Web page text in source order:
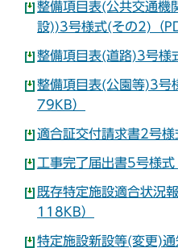
整備項目表(公共交通機
設))3号様式(その2)（
整備項目表(道路)3号様
整備項目表(公園等)3号
79KB）
適合証交付請求書2号
工事完了届出書5号様
既存特定施設適合状況
118KB）
特定施設新設等(変更)